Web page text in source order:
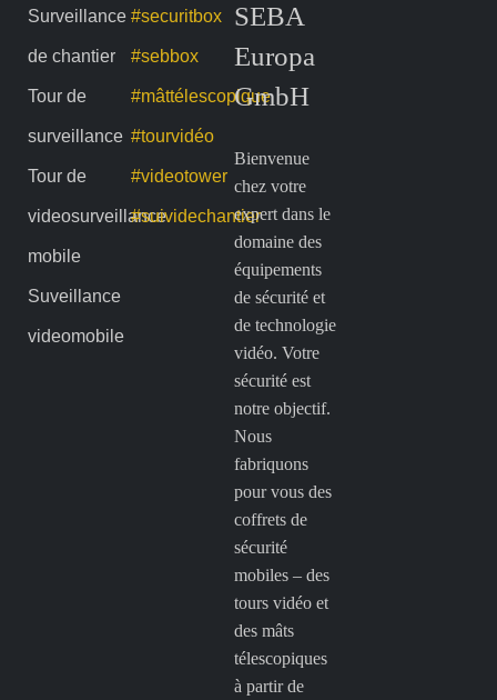
Surveillance
de chantier
Tour de
surveillance
Tour de
videosurveillance
mobile
Suveillance
videomobile
#securitbox
#sebbox
#mâttélescopique
#tourvidéo
#videotower
#suividechantier
SEBA
Europa
GmbH
Bienvenue
chez votre
expert dans le
domaine des
équipements
de sécurité et
de technologie
vidéo. Votre
sécurité est
notre objectif.
Nous
fabriquons
pour vous des
coffrets de
sécurité
mobiles – des
tours vidéo et
des mâts
télescopiques
à partir de